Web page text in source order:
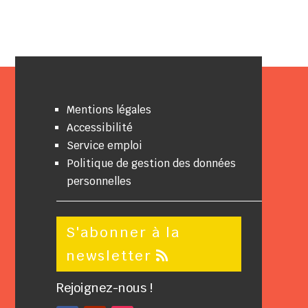
Mentions légales
Accessibilité
Service emploi
Politique de gestion des données
personnelles
S'abonner à la
newsletter
Rejoignez-nous !